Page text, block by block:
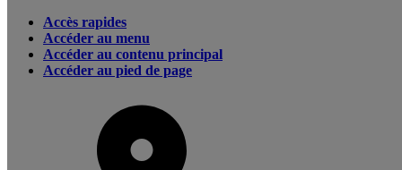
Accès rapides
Accéder au menu
Accéder au contenu principal
Accéder au pied de page